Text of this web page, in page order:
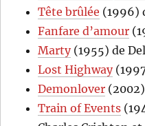
Tête brûlée (1996)
Fanfare d’amour
Marty(1955) de
Lost Highway
Demonlover
Train of Events